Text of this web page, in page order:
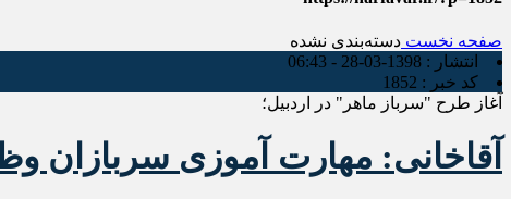
صفحه نخست دسته‌بندی نشده
انتشار : 1398-03-28 - 06:43
کد خبر : 1852
آغاز طرح "سرباز ماهر" در اردبیل؛
آقاخانی: مهارت آموزی سربازان